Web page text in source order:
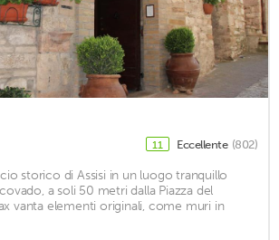
11 Eccellente (802)
storico di Assisi in un luogo tranquillo
a soli 50 metri dalla Piazza del
vanta elementi originali, come muri in